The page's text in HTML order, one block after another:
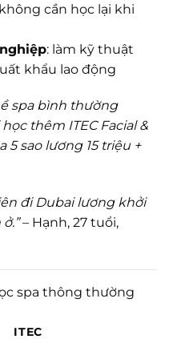
cần học lại khi
: làm kỹ thuật
khẩu lao động
spa bình thường
thêm ITEC Facial &
5 sao lương 15 triệu +
đi Dubai lương khởi
– Hạnh, 27 tuổi,
spa thông thường
ITEC